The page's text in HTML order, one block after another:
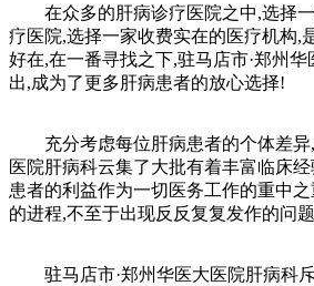
在众多的肝病诊疗医院之中,选择一
疗医院,选择一家收费实在的医疗机构,
好在,在一番寻找之下,驻马店市·郑州
出,成为了更多肝病患者的放心选择!
充分考虑每位肝病患者的个体差异,
医院肝病科云集了大批有着丰富临床
患者的利益作为一切医务工作的重中
的进程,不至于出现反反复复发作的问
驻马店市·郑州华医大医院肝病科